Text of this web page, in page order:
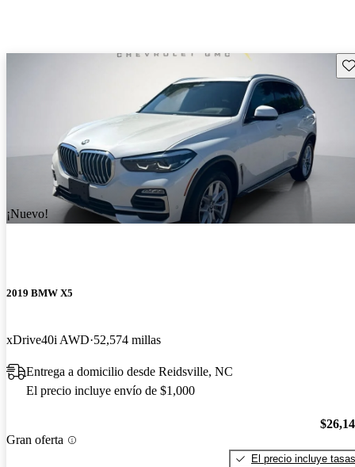
¡Nuevo!
2019 BMW X5
xDrive40i AWD 52,574 millas
Entrega a domicilio desde Reidsville, NC
El precio incluye envío de $1,000
Gran oferta
El precio incluye tasas